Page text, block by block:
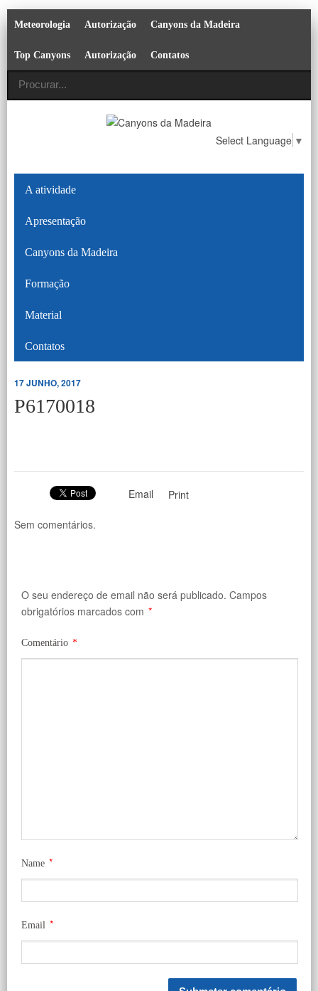
Meteorologia Autorização Canyons da Madeira
Top Canyons Autorização Contatos
Select Language ▼
A atividade
Apresentação
Canyons da Madeira
Formação
Material
Contatos
17 JUNHO, 2017
P6170018
Email Print
Sem comentários.
O seu endereço de email não será publicado. Campos
obrigatórios marcados com *
Comentário *
Name *
Email *